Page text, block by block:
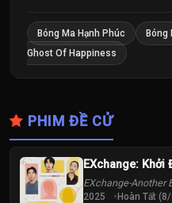
28
Tập
34
Tập
37
Bóng Ma Hạnh Phúc Bóng
Ghost Of Happiness
PHIM ĐỀ CỬ
EXchange: Khởi
EXchange-Another
2025 Hoàn Tất